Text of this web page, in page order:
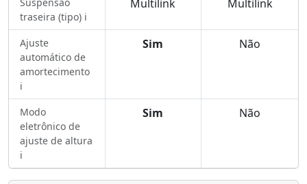
traseira (tipo) ℹ️
Multilink Multilink
Ajuste
automático de
amortecimento
ℹ️
Sim Não
Modo
eletrônico de
ajuste de altura
ℹ️
Sim Não